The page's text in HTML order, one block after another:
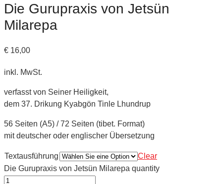
Die Gurupraxis von Jetsün
Milarepa
€ 16,00
inkl. MwSt.
verfasst von Seiner Heiligkeit,
dem 37. Drikung Kyabgön Tinle Lhundrup
56 Seiten (A5) / 72 Seiten (tibet. Format)
mit deutscher oder englischer Übersetzung
Textausführung
Clear
Die Gurupraxis von Jetsün Milarepa quantity